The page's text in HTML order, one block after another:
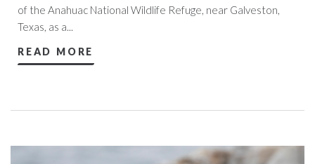
of the Anahuac National Wildlife Refuge, near Galveston,
Texas, as a...
READ MORE